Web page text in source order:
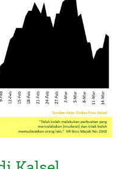
Kalsel Masih
Omicron